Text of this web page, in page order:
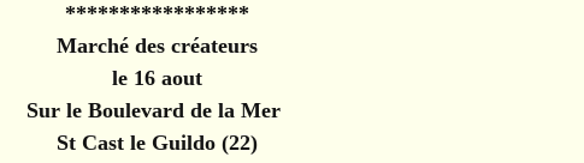
*****************
Marché des créateurs
le 16 aout
Sur le Boulevard de la Mer
St Cast le Guildo (22)